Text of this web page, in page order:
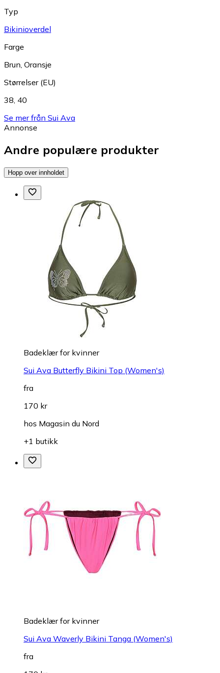
Typ
Bikinioverdel
Farge
Brun, Oransje
Størrelser (EU)
38, 40
Se mer från Sui Ava
Annonse
Andre populære produkter
Hopp over innholdet
Badeklær for kvinner
Sui Ava Butterfly Bikini Top (Women's)
fra
170 kr
hos Magasin du Nord
+1 butikk
Badeklær for kvinner
Sui Ava Waverly Bikini Tanga (Women's)
fra